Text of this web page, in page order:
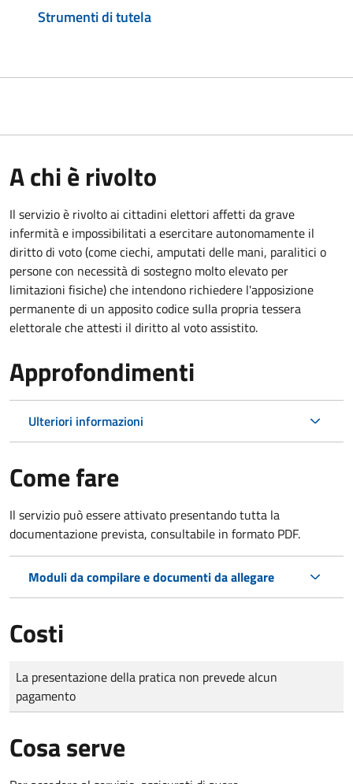
Strumenti di tutela
A chi è rivolto
Il servizio è rivolto ai cittadini elettori affetti da grave
infermità e impossibilitati a esercitare autonomamente il
diritto di voto (come ciechi, amputati delle mani, paralitici o
persone con necessità di sostegno molto elevato per
limitazioni fisiche) che intendono richiedere l'apposizione
permanente di un apposito codice sulla propria tessera
elettorale che attesti il diritto al voto assistito.
Approfondimenti
Ulteriori informazioni
Come fare
Il servizio può essere attivato presentando tutta la
documentazione prevista, consultabile in formato PDF.
Moduli da compilare e documenti da allegare
Costi
Tipo di pagamento
Importo
La presentazione della pratica non prevede alcun
pagamento
Cosa serve